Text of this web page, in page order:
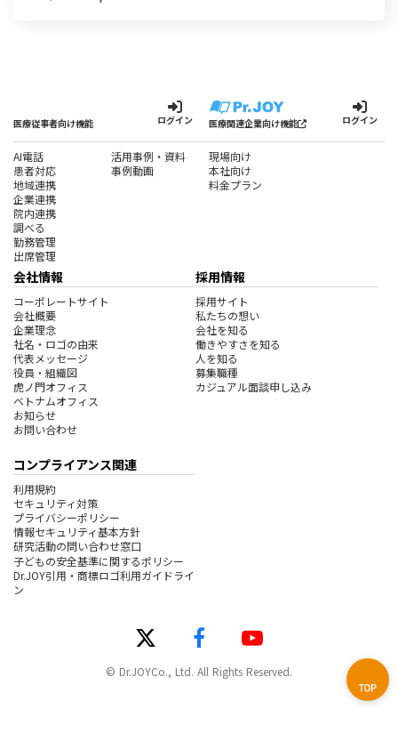
医療従事者向け機能 ログイン
AI電話
患者対応
地域連携
企業連携
院内連携
調べる
勤務管理
出席管理
活用事例・資料
事例動画
医療関連企業向け機能 ログイン
現場向け
本社向け
料金プラン
会社情報
コーポレートサイト
会社概要
企業理念
社名・ロゴの由来
代表メッセージ
役員・組織図
虎ノ門オフィス
ベトナムオフィス
お知らせ
お問い合わせ
採用情報
採用サイト
私たちの想い
会社を知る
働きやすさを知る
人を知る
募集職種
カジュアル面談申し込み
コンプライアンス関連
利用規約
セキュリティ対策
プライバシーポリシー
情報セキュリティ基本方針
研究活動の問い合わせ窓口
子どもの安全基準に関するポリシー
Dr.JOY引用・商標ロゴ利用ガイドライ
ン
© Dr.JOYCo., Ltd. All Rights Reserved.